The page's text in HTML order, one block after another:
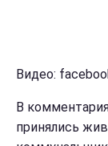
Видео:
В
принялись